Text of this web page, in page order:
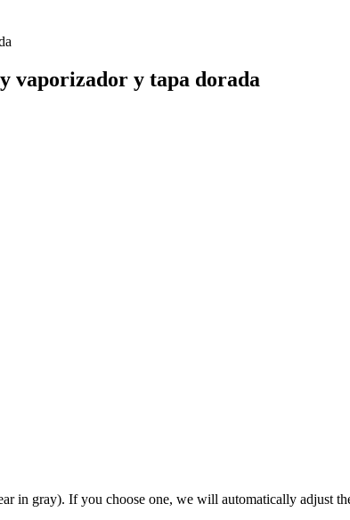
vaporizador y tapa dorada
in gray). If you choose one, we will automatically adjust